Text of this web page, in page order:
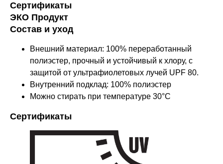
Сертификаты
ЭКО Продукт
Состав и уход
Внешний материал: 100% переработанный
полиэстер, прочный и устойчивый к хлору, с
защитой от ультрафиолетовых лучей UPF 80.
Внутренний подклад: 100% полиэстер
Можно стирать при температуре 30°C
Сертификаты